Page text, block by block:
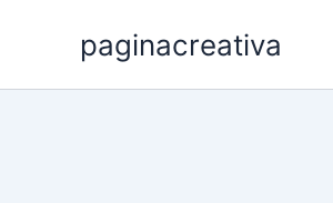
paginacreativa